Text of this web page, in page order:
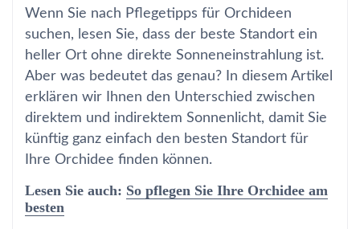
Wenn Sie nach Pflegetipps für Orchideen
suchen, lesen Sie, dass der beste Standort ein
heller Ort ohne direkte Sonneneinstrahlung ist.
Aber was bedeutet das genau? In diesem Artikel
erklären wir Ihnen den Unterschied zwischen
direktem und indirektem Sonnenlicht, damit Sie
künftig ganz einfach den besten Standort für
Ihre Orchidee finden können.
Lesen Sie auch: So pflegen Sie Ihre Orchidee am
besten